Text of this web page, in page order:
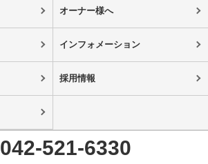
オーナー様へ
インフォメーション
採用情報
042-521-6330